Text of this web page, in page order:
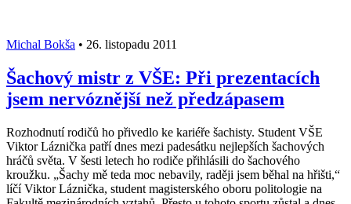
Michal Bokša • 26. listopadu 2011
Šachový mistr z VŠE: Při prezentacích
jsem nervóznější než předzápasem
Rozhodnutí rodičů ho přivedlo ke kariéře šachisty. Student VŠE
Viktor Láznička patří dnes mezi padesátku nejlepších šachových
hráčů světa. V šesti letech ho rodiče přihlásili do šachového
kroužku. „Šachy mě teda moc nebavily, raději jsem běhal na hřišti,“
líčí Viktor Láznička, student magisterského oboru politologie na